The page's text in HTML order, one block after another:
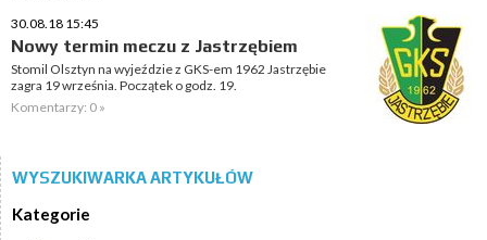
30.08.18 15:45
Nowy termin meczu z Jastrzębiem
Stomil Olsztyn na wyjeździe z GKS-em 1962 Jastrzębie
zagra 19 września. Początek o godz. 19.
Komentarzy: 0 »
WYSZUKIWARKA ARTYKUŁÓW
Kategorie